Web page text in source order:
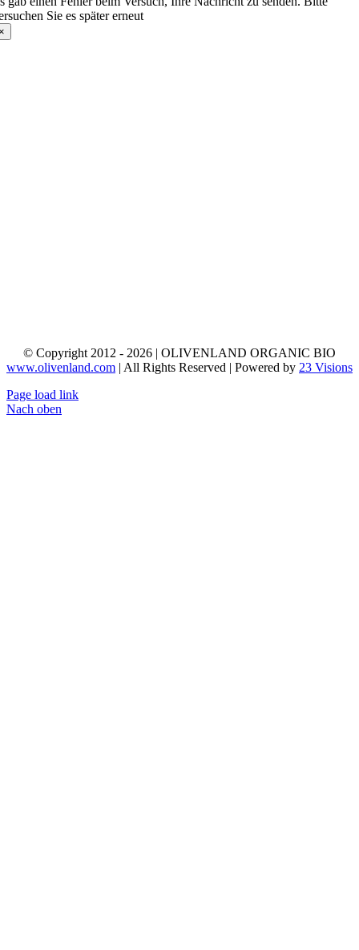
Sie es später erneut
© Copyright 2012 - 2026 | OLIVENLAND ORGANIC BIO
www.olivenland.com | All Rights Reserved | Powered by 23 Visions
Page load link
Nach oben